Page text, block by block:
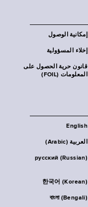
إمكانية الوصول
إخلاء المسؤولية
قانون حرية الحصول على
المعلومات (FOIL)
English
العربية (Arabic)
русский (Russian)
한국어 (Korean)
বাংলা (Bengali)